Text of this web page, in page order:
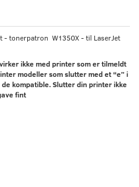
- tonerpatron W1350X - til LaserJet
ikke med printer som er tilmeldt
modeller som slutter med et “e” i
kompatible. Slutter din printer ikke
fint